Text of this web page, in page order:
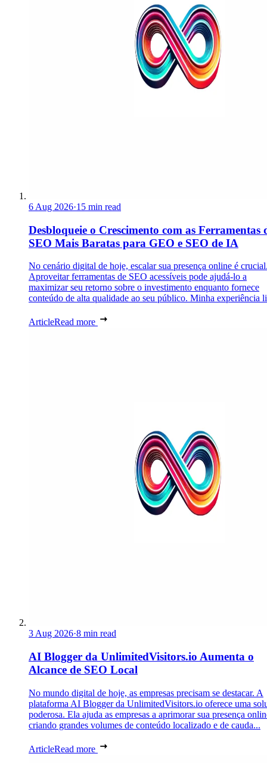
6 Aug 2026·15 min read
Desbloqueie o Crescimento com as Ferramentas
SEO Mais Baratas para GEO e SEO de IA
No cenário digital de hoje, escalar sua presença online é
Aproveitar ferramentas de SEO acessíveis pode ajudá-lo a
maximizar seu retorno sobre o investimento enquanto fornece
conteúdo de alta qualidade ao seu público. Minha experiência
ArticleRead more
3 Aug 2026·8 min read
AI Blogger da UnlimitedVisitors.io Aumenta o
Alcance de SEO Local
No mundo digital de hoje, as empresas precisam se destacar. A
plataforma AI Blogger da UnlimitedVisitors.io oferece uma
poderosa. Ela ajuda as empresas a aprimorar sua presença
criando grandes volumes de conteúdo localizado e de cauda...
ArticleRead more